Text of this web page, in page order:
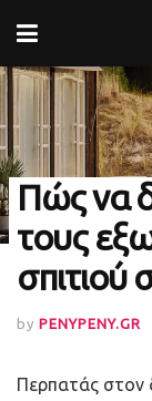
Πώς να
τους
σπιτιού
by PENYPENY.GR
Περπατάς στον